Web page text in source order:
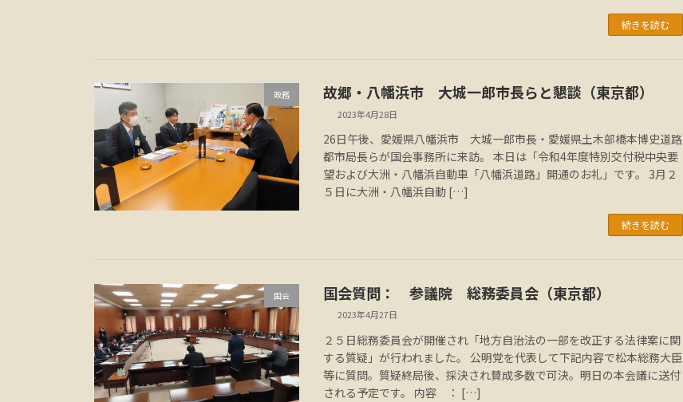
続きを読む
政務 故郷・八幡浜市 大城一郎市長らと懇談（東京都）
2023年4月28日
26日午後、愛媛県八幡浜市 大城一郎市長・愛媛県土木部橋本博史道路
都市局長らが国会事務所に来訪。 本日は「令和4年度特別交付税中央要
望および大洲・八幡浜自動車「八幡浜道路」開通のお礼」です。 3月２
５日に大洲・八幡浜自動 […]
続きを読む
国会 国会質問： 参議院 総務委員会（東京都）
2023年4月27日
２５日総務委員会が開催され「地方自治法の一部を改正する法律案に関
する質疑」が行われました。 公明党を代表して下記内容で松本総務大臣
等に質問。質疑終局後、採決され賛成多数で可決。明日の本会議に送付
される予定です。 内容 ： […]